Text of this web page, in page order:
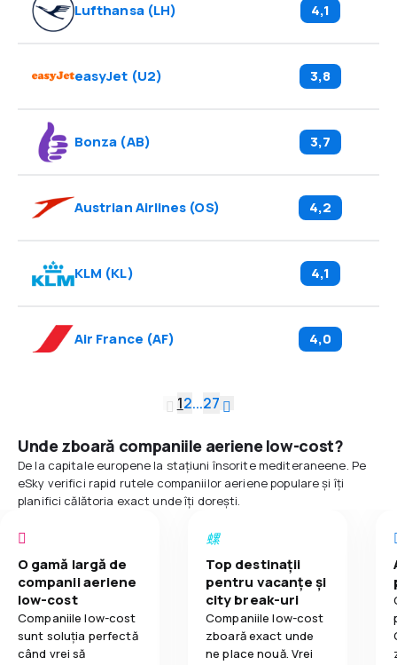
Lufthansa(LH) 4,1
easyJet (U2) 3,8
Bonza (AB) 3,7
Austrian Airlines (OS) 4,2
KLM (KL) 4,1
Air France (AF) 4,0
12...27
Unde zboară companiile aeriene low-cost?
De la capitale europene la stațiuni însorite mediteraneene. Pe
eSky verifici rapid rutele companiilor aeriene populare și îți
planifici călătoria exact unde îți dorești.
O gamă largă de
companii aeriene
low-cost
Companiile low-cost
sunt soluția perfectă
când vrei să
Top destinații
pentru vacanțe și
city break-uri
Companiile low-cost
zboară exact unde
ne place nouă. Vrei